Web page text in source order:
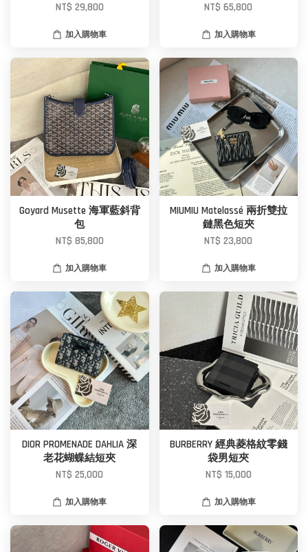
NT$ 29,800
加入購物車
NT$ 65,800
加入購物車
Goyard Musette 海軍藍斜背
包
NT$ 85,800
加入購物車
MIUMIU Matelassé 兩折雙拉
鏈黑色短夾
NT$ 23,800
加入購物車
DIOR PROMENADE DAHLIA 深
老花蝴蝶結短夾
NT$ 25,000
加入購物車
BURBERRY 經典菱格紋零錢
袋男短夾
NT$ 15,000
加入購物車